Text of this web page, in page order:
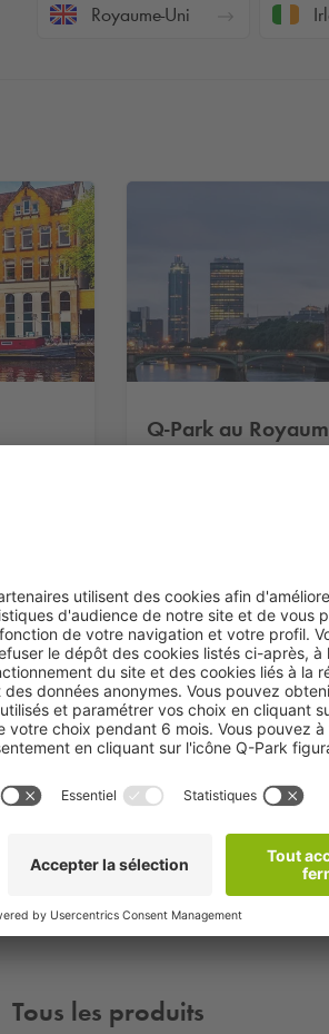
Royaume-Uni
du
la
Bas
3
Q-Parkau
a
stationnement dans
groupe est
propres et sûrs,
fiabilité et l’accueil.
est présent dans 7
300 parkings et plus
Retrouvez les
Plus d'infos
Tous les produits